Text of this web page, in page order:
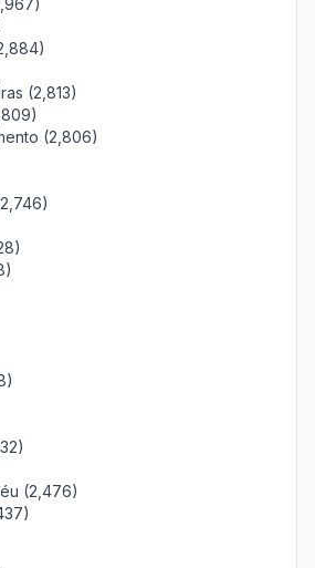
(2,813)
(2,806)
(2,476)